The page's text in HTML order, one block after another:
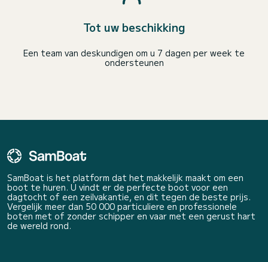
Tot uw beschikking
Een team van deskundigen om u 7 dagen per week te
ondersteunen
SamBoat is het platform dat het makkelijk maakt om een
boot te huren. U vindt er de perfecte boot voor een
dagtocht of een zeilvakantie, en dit tegen de beste prijs.
Vergelijk meer dan 50 000 particuliere en professionele
boten met of zonder schipper en vaar met een gerust hart
de wereld rond.